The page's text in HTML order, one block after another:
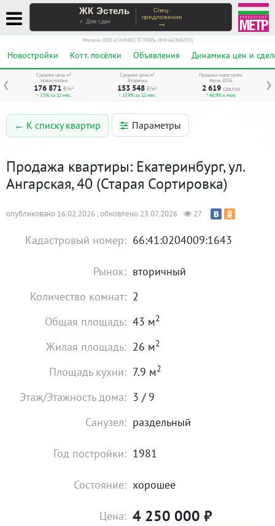
ЖК Эстель
✓ Дом сдан
Спец-
предложение
→
Реклама. ООО «СЗ ИНВЕСТСТРОЙ», ИНН 6678067973
Новостройки Котт. посёлки Объявления Динамика цен и
❮ ❯
Средняя цена м²
Новостройки
176 871 ₽/м²
↑ 7,5% за 12 мес.
Средняя цена м²
Вторичка
153 548 ₽/м²
↑ 17,9% за 12 мес.
Продажи новостроек
Июнь 2026
2 619 сделок
↑ 46,9% к маю
← К списку квартир Параметры
Продажа квартиры: Екатеринбург, ул.
Ангарская, 40 (Старая Сортировка)
опубликовано 16.02.2026 , обновлено 23.07.2026 27
Кадастровый номер: 66:41:0204009:1643
Рынок: вторичный
Количество комнат: 2
Общая площадь: 43 м2
Жилая площадь: 26 м2
Площадь кухни: 7.9 м2
Этаж/Этажность дома: 3 / 9
Санузел: раздельный
Год постройки: 1981
Состояние: хорошее
Цена: 4 250 000 ₽